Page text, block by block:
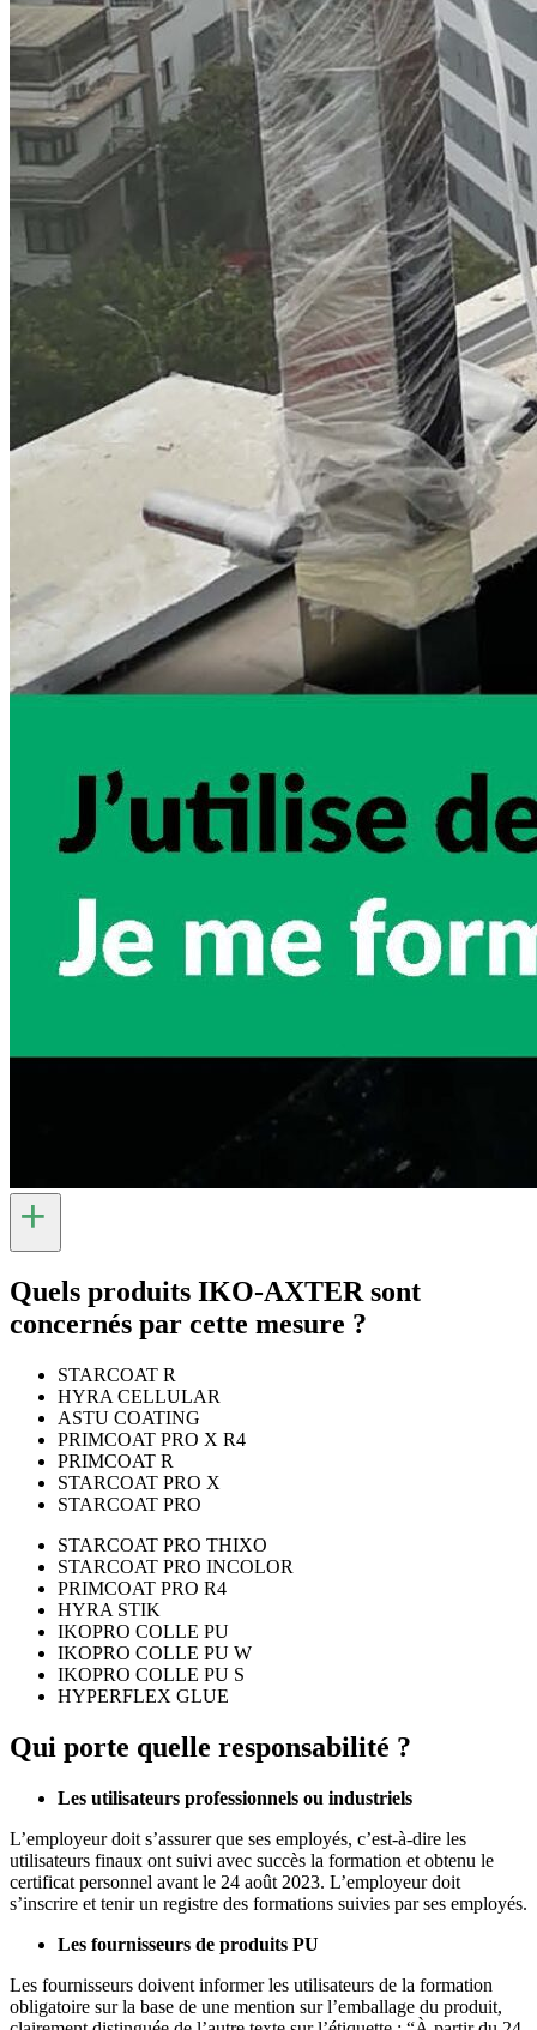
+
Quels produits IKO-AXTER sont
concernés par cette mesure ?
STARCOAT R
HYRA CELLULAR
ASTU COATING
PRIMCOAT PRO X R4
PRIMCOAT R
STARCOAT PRO X
STARCOAT PRO
STARCOAT PRO THIXO
STARCOAT PRO INCOLOR
PRIMCOAT PRO R4
HYRA STIK
IKOPRO COLLE PU
IKOPRO COLLE PU W
IKOPRO COLLE PU S
HYPERFLEX GLUE
Qui porte quelle responsabilité ?
Les utilisateurs professionnels ou industriels
L’employeur doit s’assurer que ses employés, c’est-à-dire les
utilisateurs finaux ont suivi avec succès la formation et obtenu le
certificat personnel avant le 24 août 2023. L’employeur doit
s’inscrire et tenir un registre des formations suivies par ses employés.
Les fournisseurs de produits PU
Les fournisseurs doivent informer les utilisateurs de la formation
obligatoire sur la base de une mention sur l’emballage du produit,